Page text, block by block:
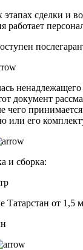
сделки и
работает
ненадлежащего
документ
чего
или его
и сборка:
Татарстан от 1,5